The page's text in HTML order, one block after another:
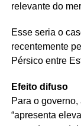
relevante do
Esse seria o
recentemente
Pérsico entre
Efeito difuso
Para o
“apresenta